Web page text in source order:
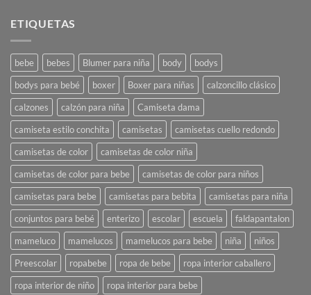
ETIQUETAS
bebe bebes Blumer para niña body
bodys
bodys para bebé
boxer Boxer para niñas
calzoncillo clásico
calzones
calzón para niña
Camiseta dama
camiseta estilo conchita
camisetas
camisetas cuello redondo
camisetas de color
camisetas de color niña
camisetas de color para bebe
camisetas de color para niños
camisetas para bebe
camisetas para bebita
camisetas para niña
conjuntos para bebé
enterizo escolar escuela
faldapantalon
mameluco
mamelucos mamelucos para bebe niña
niños
Preescolar
ropabebe ropa de bebe
ropa interior caballero
ropa interior de niño
ropa interior para bebe